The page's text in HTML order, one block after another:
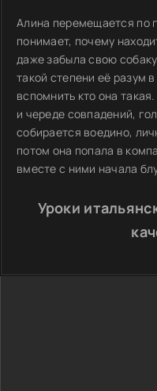
Алина перемещается по
понимает, почему
даже забыла свою
такой степени её разум
вспомнить кто она
и череде совпадений,
собирается воедино,
потом она попала в
вместе с ними начала
Уроки